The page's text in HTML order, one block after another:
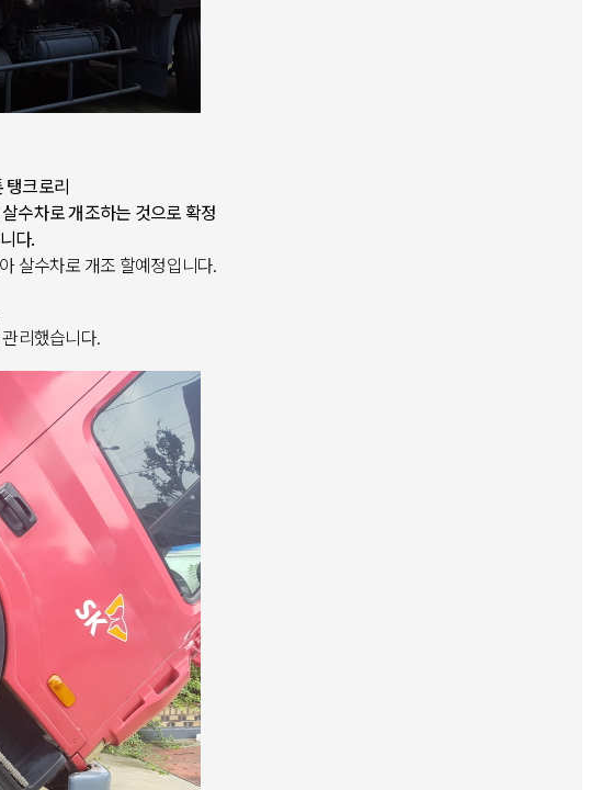
탱크로리
수차로 개조하는 것으로 확정
다.
살수차로 개조 할예정입니다.
리했습니다.